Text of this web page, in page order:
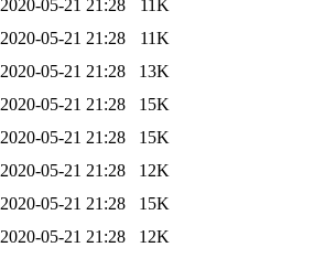
2020-05-21 21:28
11K
2020-05-21 21:28
11K
2020-05-21 21:28
13K
2020-05-21 21:28
15K
2020-05-21 21:28
15K
2020-05-21 21:28
12K
2020-05-21 21:28
15K
2020-05-21 21:28
12K